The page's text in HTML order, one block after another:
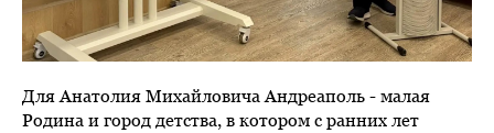
Для Анатолия Михайловича Андреаполь - малая
Родина и город детства, в котором с ранних лет